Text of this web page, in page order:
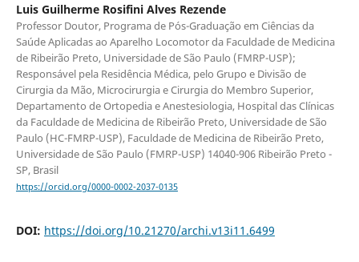
Luis Guilherme Rosifini Alves Rezende
Professor Doutor, Programa de Pós-Graduação em Ciências da
Saúde Aplicadas ao Aparelho Locomotor da Faculdade de Medicina
de Ribeirão Preto, Universidade de São Paulo (FMRP-USP);
Responsável pela Residência Médica, pelo Grupo e Divisão de
Cirurgia da Mão, Microcirurgia e Cirurgia do Membro Superior,
Departamento de Ortopedia e Anestesiologia, Hospital das Clínicas
da Faculdade de Medicina de Ribeirão Preto, Universidade de São
Paulo (HC-FMRP-USP), Faculdade de Medicina de Ribeirão Preto,
Universidade de São Paulo (FMRP-USP) 14040-906 Ribeirão Preto -
SP, Brasil
https://orcid.org/0000-0002-2037-0135
DOI: https://doi.org/10.21270/archi.v13i11.6499